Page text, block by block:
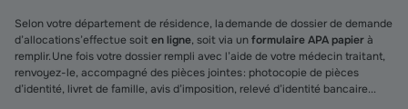
Selon votre département de résidence, la demande de dossier de demande
d’allocation s’effectue soiten ligne, soit via unformulaire APA papierà
remplir. Une fois votre dossier rempli avec l’aide de votre médecin traitant,
renvoyez-le, accompagné des pièces jointes : photocopie de pièces
d’identité, livret de famille, avis d’imposition, relevé d’identité bancaire...